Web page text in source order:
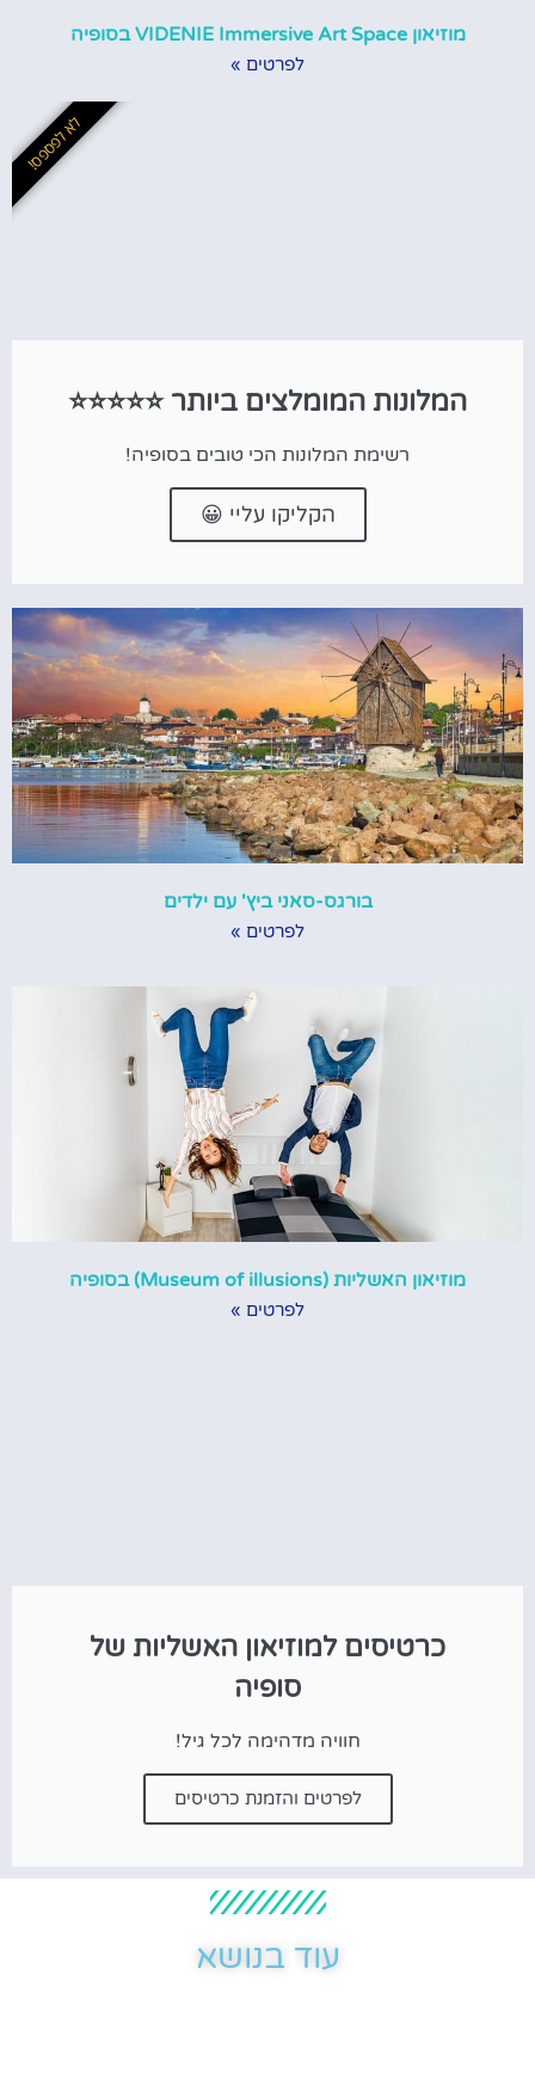
מוזיאון VIDENIE Immersive Art Space בסופיה
לפרטים »
המלונות המומלצים ביותר ⭐⭐⭐⭐⭐
רשימת המלונות הכי טובים בסופיה!
הקליקו עליי 😀
לא לפספס!
בורגס-סאני ביץ' עם ילדים
לפרטים »
מוזיאון האשליות (Museum of illusions) בסופיה
לפרטים »
כרטיסים למוזיאון האשליות של
סופיה
חוויה מדהימה לכל גיל!
לפרטים והזמנת כרטיסים
עוד בנושא